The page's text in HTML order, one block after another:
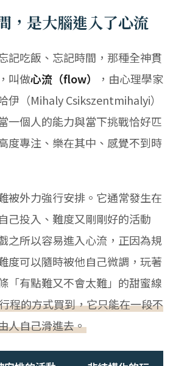
，是大腦進入了心流
記吃飯、忘記時間，那種全神貫
叫做心流（flow）
，由心理學家
（Mihaly Csikszentmihalyi）
一個人的能力與當下挑戰恰好匹
度專注、樂在其中、感覺不到時
被外力強行安排。它通常發生在
己投入、難度又剛剛好的活動
之所以容易進入心流，正因為規
度可以隨時被他自己微調，玩著
「有點難又不會太難」的甜蜜線
程的方式買到，它只能在一段不
人自己滑進去。